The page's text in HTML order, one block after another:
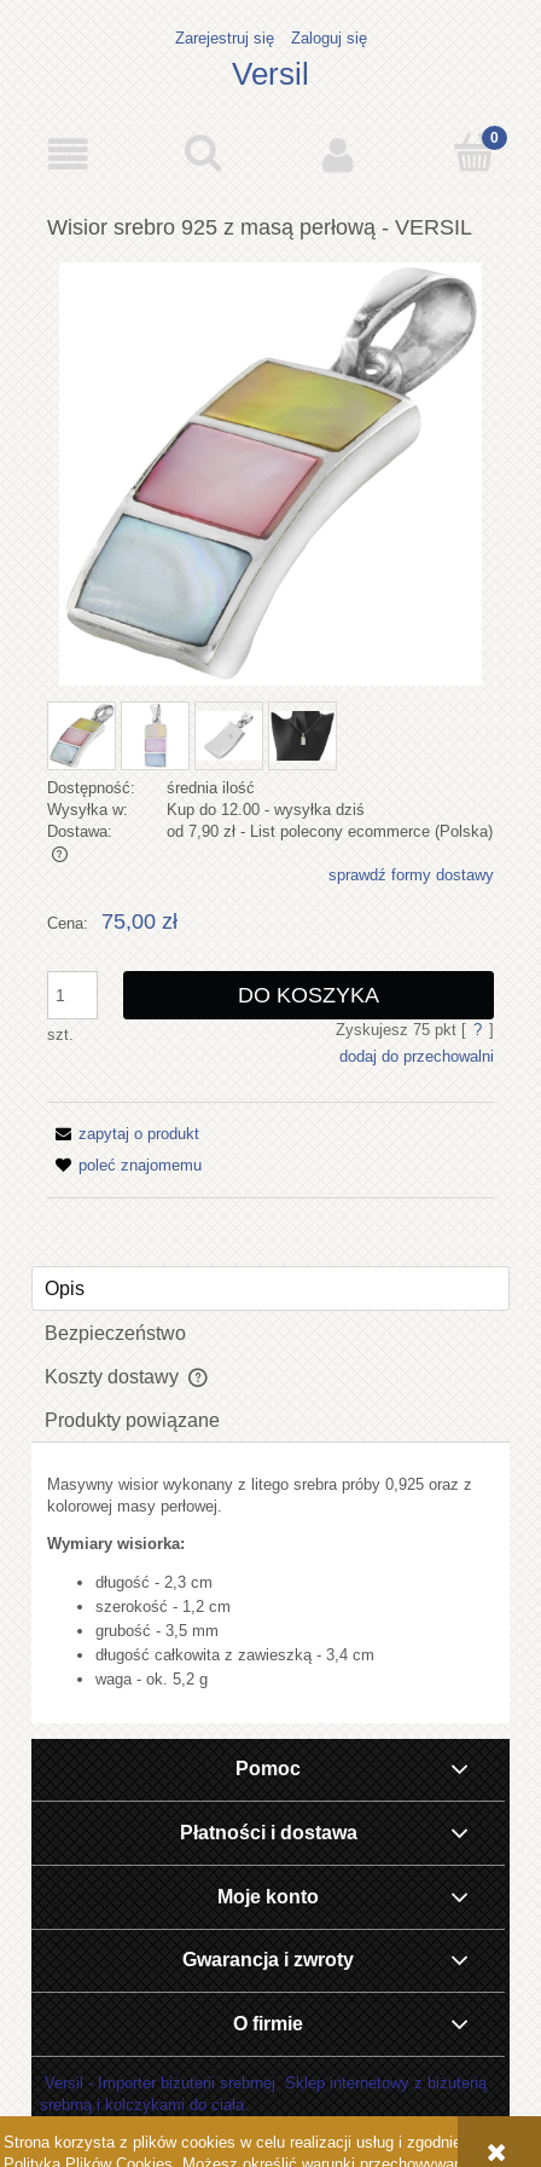
Strona korzysta z plików cookies w celu realizacji usług i zgodnie z
Zarejestruj się Zaloguj się
Versil
Wisior srebro 925 z masą perłową - VERSIL
Dostępność:
średnia ilość
Wysyłka w:
Kup do 12.00 - wysyłka dziś
Dostawa:
od 7,90 zł - List polecony ecommerce (Polska)
Cena nie zawiera ewentualnych kosztów płatności
sprawdź formy dostawy
Cena: 75,00 zł
szt.
DO KOSZYKA
Zyskujesz 75pkt [ ? ]
dodaj do przechowalni
zapytaj o produkt
poleć znajomemu
Opis
Bezpieczeństwo
Koszty dostawy
Cena nie zawiera ewentualnych kosztów płatności
Produkty powiązane
Masywny wisior wykonany z litego srebra próby 0,925 oraz z
kolorowej masy perłowej.
Wymiary wisiorka:
długość - 2,3 cm
szerokość - 1,2 cm
grubość - 3,5 mm
długość całkowita z zawieszką - 3,4 cm
waga - ok. 5,2 g
Pomoc
Płatności i dostawa
Moje konto
Gwarancja i zwroty
O firmie
Versil - Importer biżuterii srebrnej. Sklep internetowy z biżuterią
srebrną i kolczykami do ciała.
POKAŻ PEŁNĄ WERSJĘ STRONY